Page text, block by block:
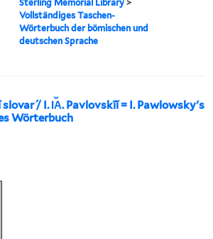
Sterling Memorial Library >
Vollständiges Taschen-
Wörterbuch der bömischen und
deutschen Sprache
́/ I. I︠A︡. Pavlovskīĭ = I. Pawlowsky's
Wörterbuch